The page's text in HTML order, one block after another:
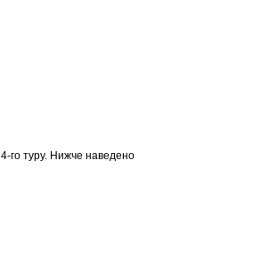
4-го туру. Нижче наведено